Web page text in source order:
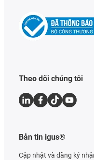
Theo dõi chúng tôi
Bản tin igus®
Cập nhật và đăng ký